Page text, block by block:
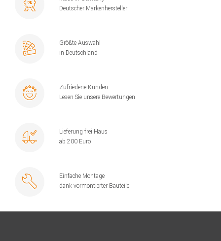
Deutscher Markenhersteller
Größte Auswahl
in Deutschland
Zufriedene Kunden
Lesen Sie unsere Bewertungen
Lieferung frei Haus
ab 200 Euro
Einfache Montage
dank vormontierter Bauteile